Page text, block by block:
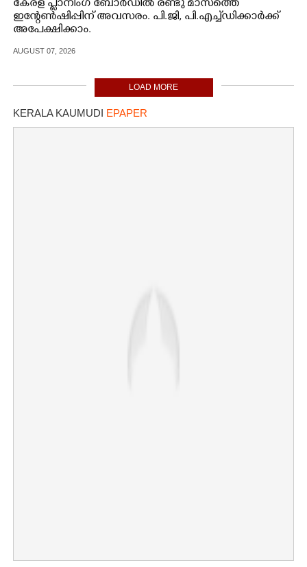
കേരള പ്ലാനിംഗ് ബോർഡിൽ രണ്ടു മാസത്തെ
ഇന്റേൺഷിപ്പിന് അവസരം. പി.ജി,​ പി.എച്ച്ഡിക്കാർക്ക്
അപേക്ഷിക്കാം.
AUGUST 07, 2026
LOAD MORE
KERALA KAUMUDI EPAPER